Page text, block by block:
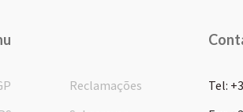
Reclamações
Tel: